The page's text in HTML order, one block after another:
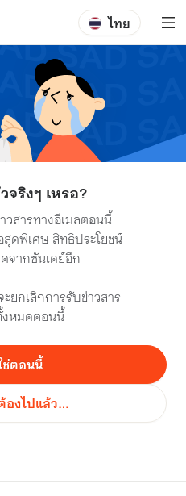
ไทย
ริงๆ เหรอ?
วสารทางอีเมลตอนนี้
ดพิเศษ สิทธิประโยชน์
จากซันเดย์อีก
ยกเลิกการรับข่าวสาร
งหมดตอนนี้
ช่ตอนนี้
องไปแล้ว…